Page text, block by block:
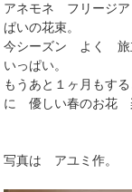
アネモネ フリージ
ぱいの花束。
今シーズン よく 旅
いっぱい。
もうあと１ヶ月もす
に 優しい春のお花
写真は アユミ作。